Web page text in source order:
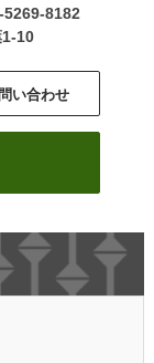
5269-8182
10
い合わせ